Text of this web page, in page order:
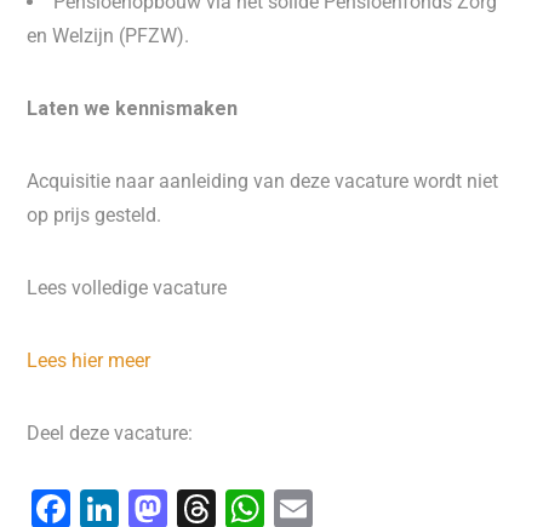
en Welzijn (PFZW).
Laten we kennismaken
Acquisitie naar aanleiding van deze vacature wordt niet
op prijs gesteld.
Lees volledige vacature
Lees hier meer
Deel deze vacature:
F
Li M T
W